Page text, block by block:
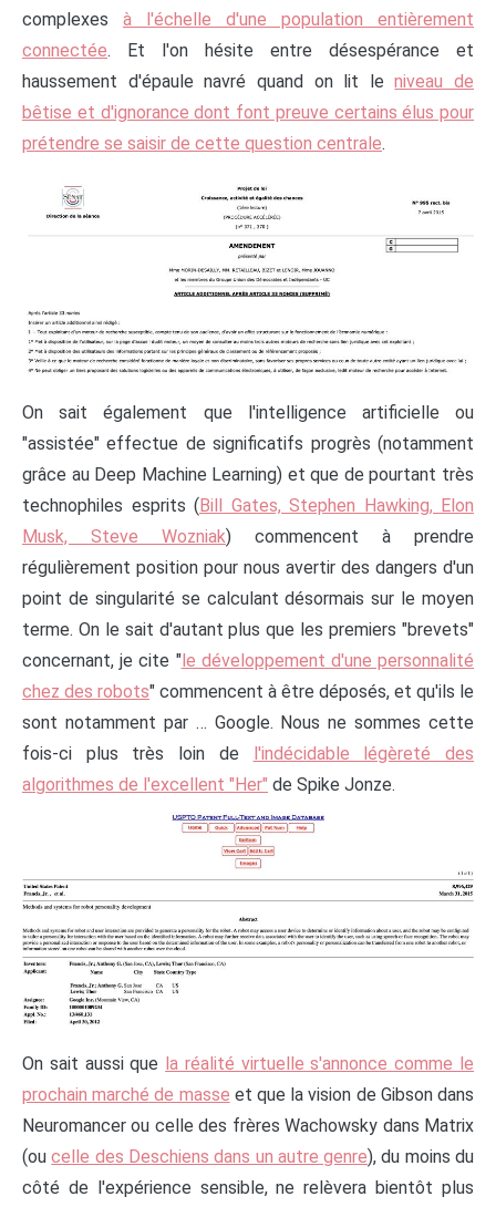
complexes à l'échelle d'une population entièrement
connectée. Et l'on hésite entre désespérance et
haussement d'épaule navré quand on lit leniveau de
bêtise et d'ignorance dont font preuve certains élus pour
prétendre se saisir de cette question centrale.
On sait également que l'intelligence artificielle ou
"assistée" effectue de significatifs progrès (notamment
grâce au Deep Machine Learning) et que de pourtant très
technophiles esprits (Bill Gates, Stephen Hawking, Elon
Musk, Steve Wozniak) commencent à prendre
régulièrement position pour nous avertir des dangers d'un
point de singularité se calculant désormais sur le moyen
terme. On le sait d'autant plus que les premiers "brevets"
concernant, je cite "le développement d'une personnalité
chez des robots" commencent à être déposés, et qu'ils le
sont notamment par … Google. Nous ne sommes cette
fois-ci plus très loin de l'indécidable légèreté des
algorithmes de l'excellent "Her" de Spike Jonze.
On sait aussi que la réalité virtuelle s'annonce comme le
prochain marché de masse et que la vision de Gibson dans
Neuromancer ou celle des frères Wachowsky dans Matrix
(oucelle des Deschiens dans un autre genre), du moins du
côté de l'expérience sensible, ne relèvera bientôt plus